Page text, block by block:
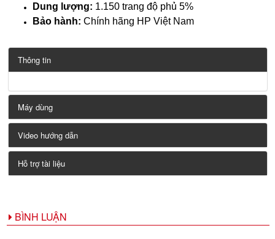
Dung lượng: 1.150 trang độ phủ 5%
Bảo hành: Chính hãng HP Việt Nam
Thông tin
Máy dùng
Video hướng dẫn
Hỗ trợ tài liệu
BÌNH LUẬN